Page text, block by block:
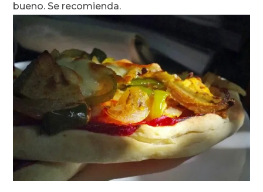
bueno. Se recomienda.